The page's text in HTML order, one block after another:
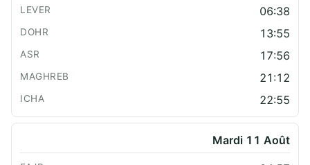
06:38
13:55
17:56
21:12
22:55
Mardi 11 Août